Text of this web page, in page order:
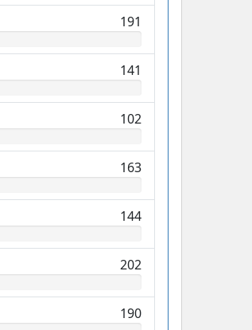
191
141
102
163
144
202
190